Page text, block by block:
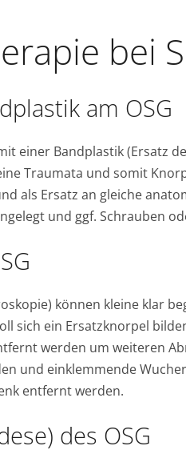
bei
am OSG
einer Bandplastik (Ersatz
Traumata und somit
als Ersatz an gleiche
und ggf. Schrauben
können kleine klar
sich ein Ersatzknorpel
werden um weiteren
und einklemmende
entfernt werden.
des OSG